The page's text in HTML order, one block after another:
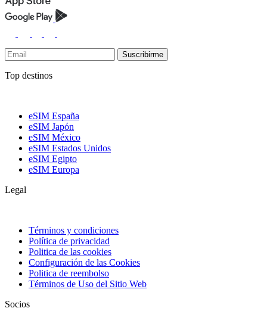
Suscribirme
Top destinos
eSIM España
eSIM Japón
eSIM México
eSIM Estados Unidos
eSIM Egipto
eSIM Europa
Legal
Términos y condiciones
Política de privacidad
Politica de las cookies
Configuración de las Cookies
Politica de reembolso
Términos de Uso del Sitio Web
Socios